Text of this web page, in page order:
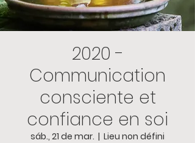
2020 -
Communication
consciente et
confiance en soi
sáb., 21 de mar.
  |
Lieu non défini